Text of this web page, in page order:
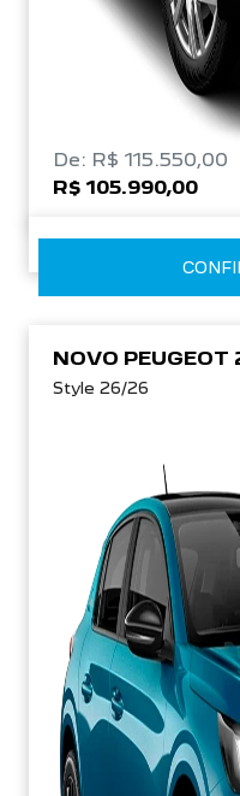
De: R$ 115.550,00
R$ 105.990,00
NOVO PEUGEOT
Style 26/26